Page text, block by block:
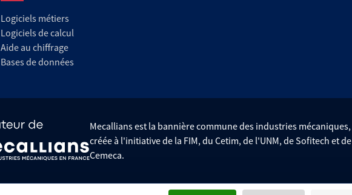
Logiciels métiers
Logiciels de calcul
Aide au chiffrage
Bases de données
Mecallians est la bannière commune des industries mécaniques,
créée à l'initiative de la FIM, du Cetim, de l'UNM, de Sofitech et de
Cemeca.